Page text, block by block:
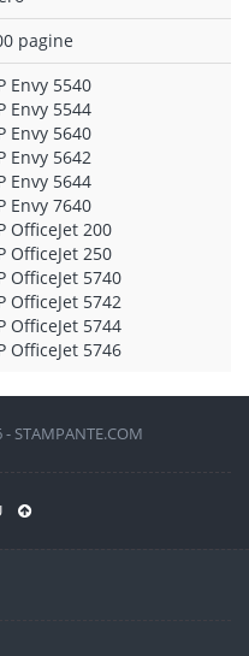
pagine
Envy 5540
Envy 5544
Envy 5640
Envy 5642
Envy 5644
Envy 7640
OfficeJet 200
OfficeJet 250
OfficeJet 5740
OfficeJet 5742
OfficeJet 5744
OfficeJet 5746
STAMPANTE.COM